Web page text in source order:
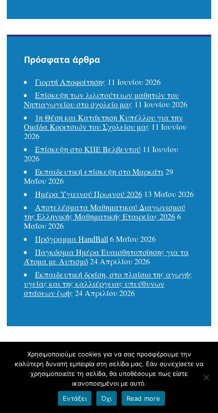
Πρόσφατα άρθρα
Γιορτή Αποφοίτησης 11 Ιουνίου 2026
Επίσκεψη των λιλιπούτειων μαθητών του
Νηπιαγωγείου στο σχολείο μας 11 Ιουνίου 2026
1η Θέση και Κατάκτηση Κυπέλλου για την
Ομάδα Κοριτσιών του Σχολείου μας 11 Ιουνίου
2026
Επίσκεψη στο ΚΠΕ Βελβεντού 11 Ιουνίου
2026
Εκπαιδευτική επίσκεψη στο Μαρκάτι 29
Μαΐου 2026
Ημέρα Υγιεινού Πρωινού 2026 13 Μαΐου 2026
Αποτελέσματα Μαθηματικού Διαγωνισμού
της Ελληνικής Μαθηματικής Εταιρείας 2026 6
Μαΐου 2026
Πρόγραμμα HandBall 6 Μαΐου 2026
Παγκόσμια Ημέρα Ευαισθητοποίησης για τα
Άτομα με Αυτισμό 24 Απριλίου 2026
Εκπαιδευτική δράση, στο πλαίσιο της αγωγής
υγείας και της καλλιέργειας υπεύθυνων
στάσεων ζωής 24 Απριλίου 2026
Ετικέτες
Erasmus+ Αναπηρία Αποφοίτηση 2024
Α τάξη Β τάξη 2026
Χρησιμοποιούμε cookies για να σας προσφέρουμε την
καλύτερη δυνατή εμπειρία στη σελίδα μας. Εάν συνεχίσετε να
χρησιμοποιείτε τη σελίδα, θα υποθέσουμε πως είστε
ικανοποιημένοι με αυτό.
Εντάξει
Όχι Read more